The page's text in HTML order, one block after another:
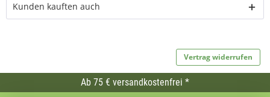
Kunden kauften auch
Vertrag widerrufen
Ab 75 € versandkostenfrei *